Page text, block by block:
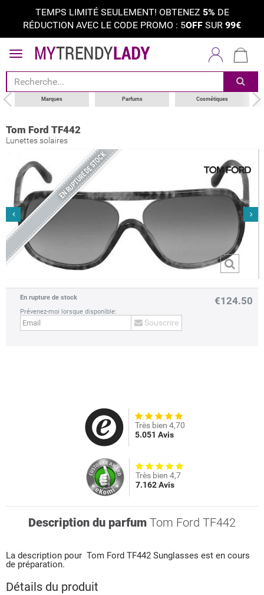
TEMPS LIMITÉ SEULEMENT! OBTENEZ 5%DE
RÉDUCTION AVEC LE CODE PROMO : 5OFF SUR 99€
Marques Parfums Cosmétiques
Tom Ford TF442
Lunettes solaires
EN RUPTURE DE STOCK
En rupture de stock
Prévenez-moi lorsque disponible:
Souscrire
€124.50
Très bien 4,70
5.051 Avis
Très bien 4,7
7.162 Avis
Description du parfum Tom Ford TF442
La description pour Tom Ford TF442 Sunglasses est en cours
de préparation.
Détails du produit